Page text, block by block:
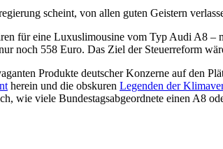
scheint, von allen guten Geistern
für eine Luxuslimousine vom Typ Audi A8
noch 558 Euro. Das Ziel der Steuerreform
Produkte deutscher Konzerne auf den
herein und die obskuren Legenden der
wie viele Bundestagsabgeordnete einen A8